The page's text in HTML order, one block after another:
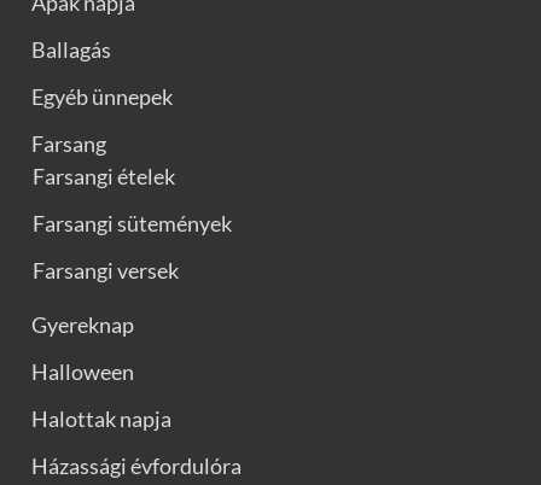
Ballagás
Egyéb ünnepek
Farsang
Farsangi ételek
Farsangi sütemények
Farsangi versek
Gyereknap
Halloween
Halottak napja
Házassági évfordulóra